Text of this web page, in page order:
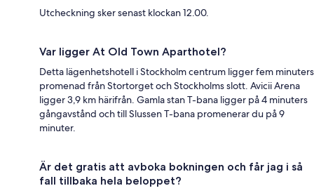
Utcheckning sker senast klockan 12.00.
Var ligger At Old Town Aparthotel?
Detta lägenhetshotell i Stockholm centrum ligger fem minuters
promenad från Stortorget och Stockholms slott. Avicii Arena
ligger 3,9 km härifrån. Gamla stan T-bana ligger på 4 minuters
gångavstånd och till Slussen T-bana promenerar du på 9
minuter.
Är det gratis att avboka bokningen och får jag i så
fall tillbaka hela beloppet?